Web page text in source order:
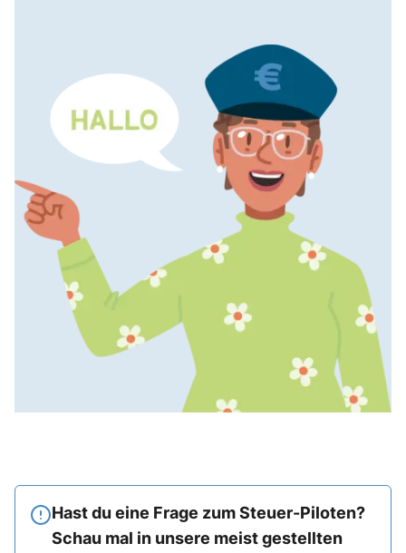
Hast du eine Frage zum Steuer-Piloten?
Schau mal in unsere meist gestellten